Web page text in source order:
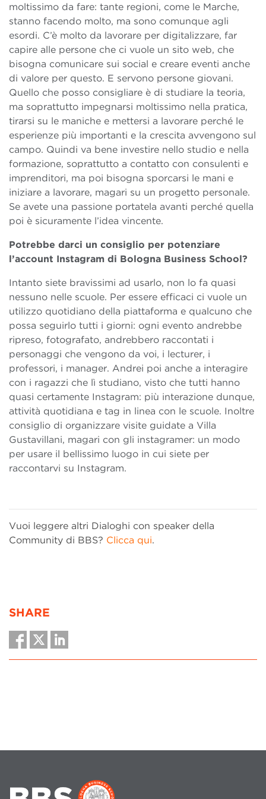
moltissimo da fare: tante regioni, come le Marche,
stanno facendo molto, ma sono comunque agli
esordi. C’è molto da lavorare per digitalizzare, far
capire alle persone che ci vuole un sito web, che
bisogna comunicare sui social e creare eventi anche
di valore per questo. E servono persone giovani.
Quello che posso consigliare è di studiare la teoria,
ma soprattutto impegnarsi moltissimo nella pratica,
tirarsi su le maniche e mettersi a lavorare perché le
esperienze più importanti e la crescita avvengono sul
campo. Quindi va bene investire nello studio e nella
formazione, soprattutto a contatto con consulenti e
imprenditori, ma poi bisogna sporcarsi le mani e
iniziare a lavorare, magari su un progetto personale.
Se avete una passione portatela avanti perché quella
poi è sicuramente l’idea vincente.
Potrebbe darci un consiglio per potenziare
l’account Instagram di Bologna Business School?
Intanto siete bravissimi ad usarlo, non lo fa quasi
nessuno nelle scuole. Per essere efficaci ci vuole un
utilizzo quotidiano della piattaforma e qualcuno che
possa seguirlo tutti i giorni: ogni evento andrebbe
ripreso, fotografato, andrebbero raccontati i
personaggi che vengono da voi, i lecturer, i
professori, i manager. Andrei poi anche a interagire
con i ragazzi che lì studiano, visto che tutti hanno
quasi certamente Instagram: più interazione dunque,
attività quotidiana e tag in linea con le scuole. Inoltre
consiglio di organizzare visite guidate a Villa
Gustavillani, magari con gli instagramer: un modo
per usare il bellissimo luogo in cui siete per
raccontarvi su Instagram.
Vuoi leggere altri Dialoghi con speaker della
Community di BBS? Clicca qui.
SHARE